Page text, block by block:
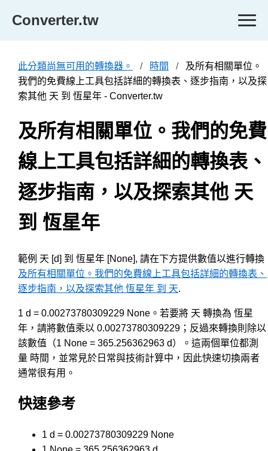
Converter.tw
此分類尚無可用的轉換器。 時間
及所有相關單位。
我們的免費線上工具包括詳細的轉換表、逐步指南，以及探
索其他 天 到 恆星年 - Converter.tw
及所有相關單位。我們的免費
線上工具包括詳細的轉換表、
逐步指南，以及探索其他 天
到 恆星年
範例 天 [d] 到 恆星年 [None], 請在下方提供數值以進行轉換
及所有相關單位。我們的免費線上工具包括詳細的轉換表、
逐步指南，以及探索其他 恆星年 到 天.
1 d = 0.00273780309229 None。若要將 天 轉換為 恆星
年，請將數值乘以 0.00273780309229；反過來轉換則除以
該數值（1 None = 365.256362963 d）。這兩個單位都測
量 時間，並常見於日常與技術計算中，因此快速切換兩者
通常很有用。
快速參考
1 d = 0.00273780309229 None